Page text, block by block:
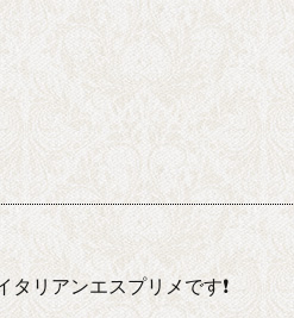
リアンエスプリメです❗